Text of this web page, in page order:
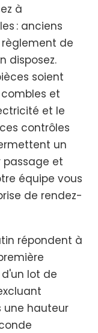
à
: anciens
de
disposez.
soient
et
et le
contrôles
un
passage et
équipe vous
de rendez-
répondent à
lot de
une hauteur